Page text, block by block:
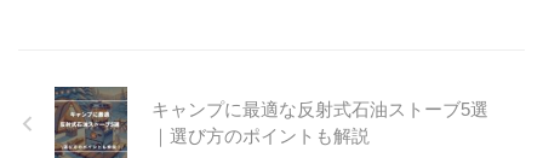
キャンプに最適な反射式石油ストーブ5選
｜選び方のポイントも解説